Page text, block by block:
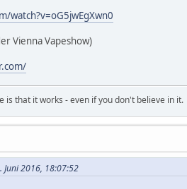
watch?v=oG5jwEgXwn0
Vienna Vapeshow)
is that it works - even if you don't believe in it.
Juni 2016, 18:07:52